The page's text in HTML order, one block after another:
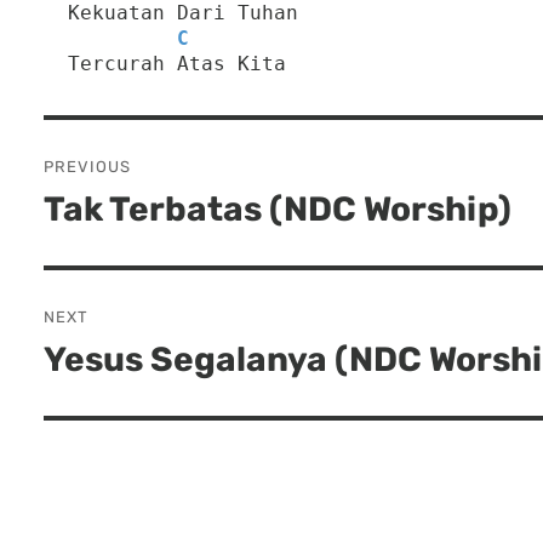
  Kekuatan Dari Tuhan
C
  Tercurah Atas Kita
navigation
PREVIOUS
Previous
Tak Terbatas (NDC Worship)
NEXT
Next
Yesus Segalanya (NDC